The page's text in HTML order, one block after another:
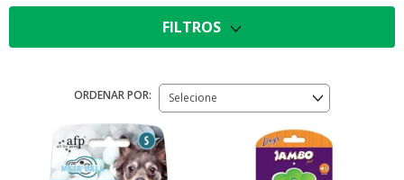
FILTROS
ORDENAR POR: Selecione